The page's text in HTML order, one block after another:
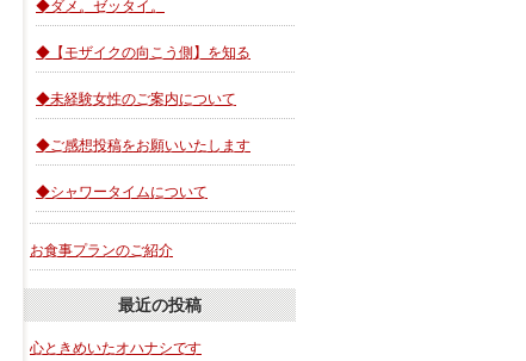
◆ダメ。ゼッタイ。
◆【モザイクの向こう側】を知る
◆未経験女性のご案内について
◆ご感想投稿をお願いいたします
◆シャワータイムについて
お食事プランのご紹介
最近の投稿
心ときめいたオハナシです